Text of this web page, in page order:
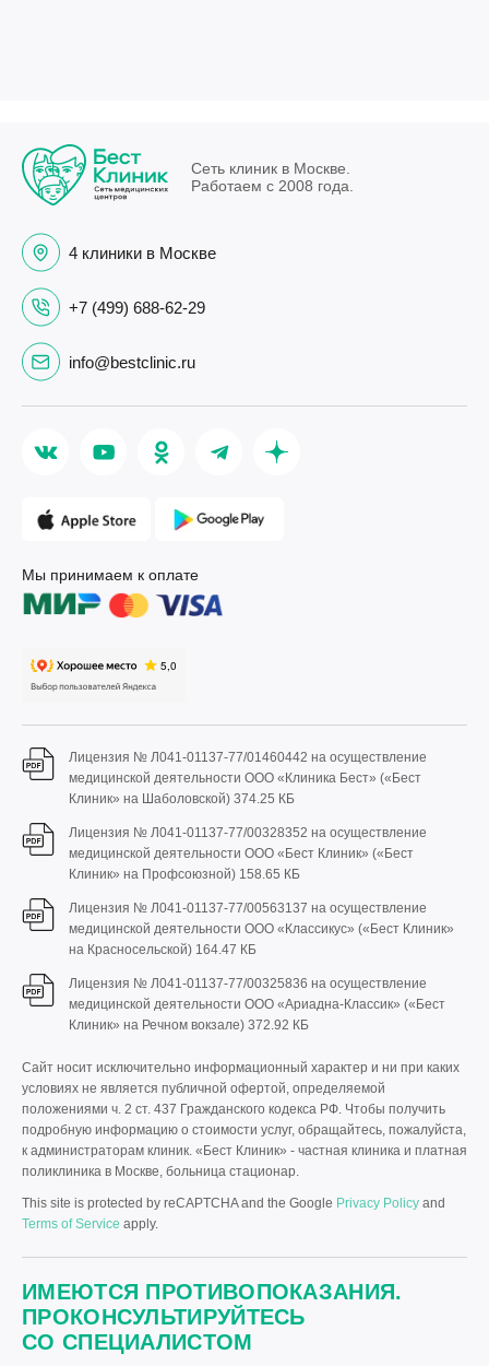
Сеть клиник в Москве.
Работаем с 2008 года.
4 клиники в Москве
+7 (499) 688-62-29
info@bestclinic.ru
Мы принимаем к оплате
Лицензия № Л041-01137-77/01460442 на осуществление
медицинской деятельности ООО «Клиника Бест» («Бест
Клиник» на Шаболовской) 374.25 КБ
Лицензия № Л041-01137-77/00328352 на осуществление
медицинской деятельности ООО «Бест Клиник» («Бест
Клиник» на Профсоюзной) 158.65 КБ
Лицензия № Л041-01137-77/00563137 на осуществление
медицинской деятельности ООО «Классикус» («Бест Клиник»
на Красносельской) 164.47 КБ
Лицензия № Л041-01137-77/00325836 на осуществление
медицинской деятельности ООО «Ариадна-Классик» («Бест
Клиник» на Речном вокзале) 372.92 КБ
Сайт носит исключительно информационный характер и ни при каких
условиях не является публичной офертой, определяемой
положениями ч. 2 ст. 437 Гражданского кодекса РФ. Чтобы получить
подробную информацию о стоимости услуг, обращайтесь, пожалуйста,
к администраторам клиник. «Бест Клиник» - частная клиника и платная
поликлиника в Москве, больница стационар.
This site is protected by reCAPTCHA and the Google Privacy Policy and
Terms of Service apply.
ИМЕЮТСЯ ПРОТИВОПОКАЗАНИЯ.
ПРОКОНСУЛЬТИРУЙТЕСЬ
СО СПЕЦИАЛИСТОМ